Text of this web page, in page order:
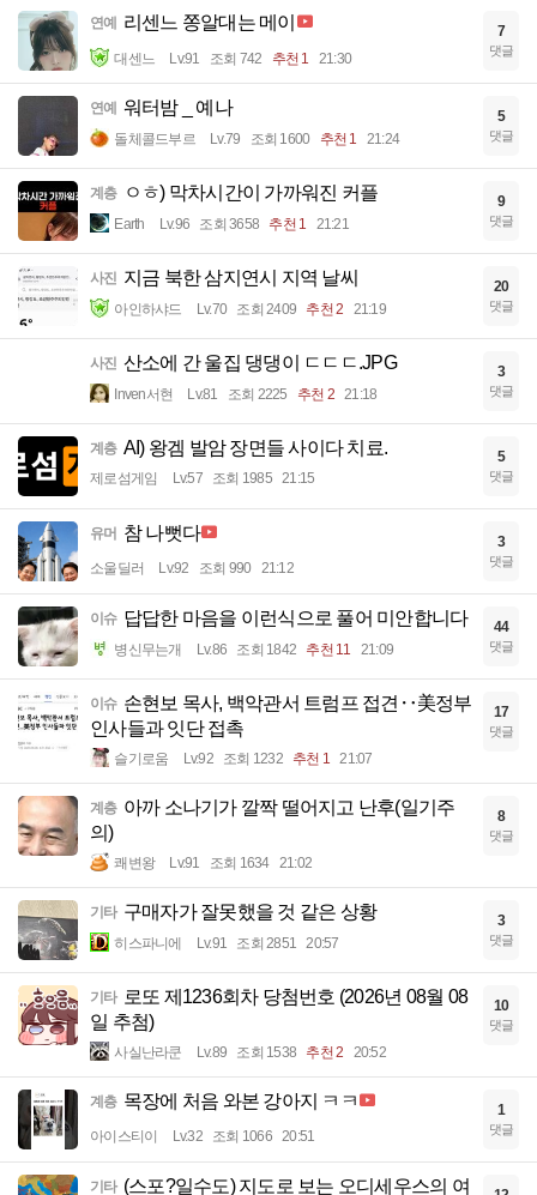
연예 리센느 쫑알대는 메이
대센느 Lv.91 조회 742 추천 1 21:30
7
댓글
연예 워터밤 _ 예나
돌체콜드부르 Lv.79 조회 1600 추천 1 21:24
5
댓글
계층 ㅇㅎ) 막차시간이 가까워진 커플
Earth Lv.96 조회 3658 추천 1 21:21
9
댓글
사진 지금 북한 삼지연시 지역 날씨
아인하샤드 Lv.70 조회 2409 추천 2 21:19
20
댓글
사진 산소에 간 울집 댕댕이 ㄷㄷㄷ.JPG
Inven서현 Lv.81 조회 2225 추천 2 21:18
3
댓글
계층 AI) 왕겜 발암 장면들 사이다 치료.
제로섬게임 Lv.57 조회 1985 21:15
5
댓글
유머 참 나뻣다
소울딜러 Lv.92 조회 990 21:12
3
댓글
이슈 답답한 마음을 이런식으로 풀어 미안합니다
병신무는개 Lv.86 조회 1842 추천 11 21:09
44
댓글
이슈 손현보 목사, 백악관서 트럼프 접견‥美정부
인사들과 잇단 접촉
슬기로움 Lv.92 조회 1232 추천 1 21:07
17
댓글
계층 아까 소나기가 깔짝 떨어지고 난후(일기주
의)
쾌변왕 Lv.91 조회 1634 21:02
8
댓글
기타 구매자가 잘못했을 것 같은 상황
히스파니에 Lv.91 조회 2851 20:57
3
댓글
기타 로또 제1236회차 당첨번호 (2026년 08월 08
일 추첨)
사실난라쿤 Lv.89 조회 1538 추천 2 20:52
10
댓글
계층 목장에 처음 와본 강아지 ㅋㅋ
아이스티이 Lv.32 조회 1066 20:51
1
댓글
기타 (스포?일수도) 지도로 보는 오디세우스의 여